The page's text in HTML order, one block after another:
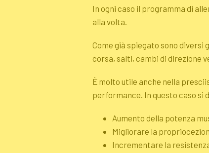
In ogni caso il programma di
alla volta.
Come già spiegato sono
corsa, salti, cambi di direzione
È molto utile anche nella
performance. In questo caso si
Aumento della potenza
Migliorare la
Incrementare la